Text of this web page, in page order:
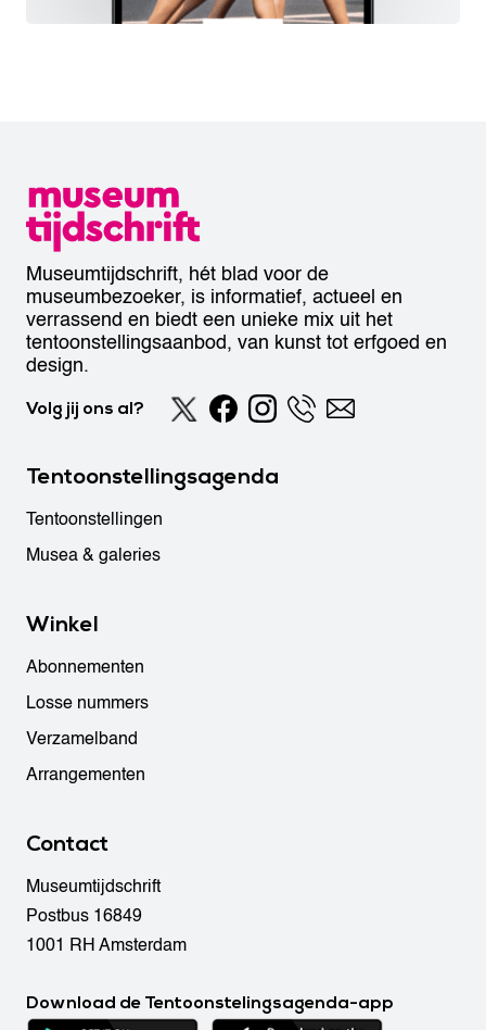
Museumtijdschrift, hét blad voor de
museumbezoeker, is informatief, actueel en
verrassend en biedt een unieke mix uit het
tentoonstellingsaanbod, van kunst tot erfgoed en
design.
Volg jij ons al?
Tentoonstellingsagenda
Tentoonstellingen
Musea & galeries
Winkel
Abonnementen
Losse nummers
Verzamelband
Arrangementen
Contact
Museumtijdschrift
Postbus 16849
1001 RH Amsterdam
Download de Tentoonstelingsagenda-app